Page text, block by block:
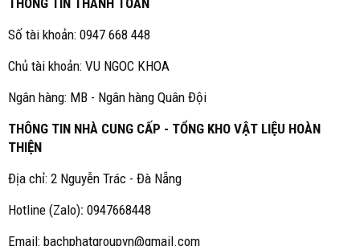
THÔNG TIN THANH TOÁN
Số tài khoản: 0947 668 448
Chủ tài khoản: VU NGOC KHOA
Ngân hàng: MB - Ngân hàng Quân Đội
THÔNG TIN NHÀ CUNG CẤP - TỔNG KHO VẬT LIỆU HOÀN
THIỆN
Địa chỉ: 2 Nguyễn Trác - Đà Nẵng
Hotline (Zalo): 0947668448
Email: bachphatgroupvn@gmail.com